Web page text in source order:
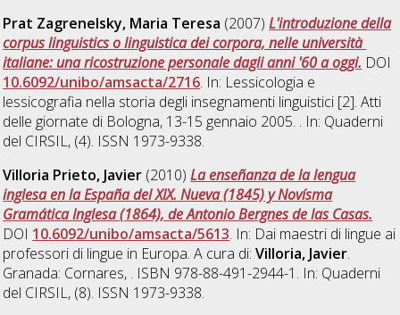
Prat Zagrenelsky, Maria Teresa (2007)L'introduzione della
corpus linguistics o linguistica dei corpora, nelle università
italiane: una ricostruzione personale dagli anni '60 a oggi. DOI
10.6092/unibo/amsacta/2716. In: Lessicologia e
lessicografia nella storia degli insegnamenti linguistici [2]. Atti
delle giornate di Bologna, 13-15 gennaio 2005. . In: Quaderni
del CIRSIL, (4). ISSN 1973-9338.
Villoria Prieto, Javier (2010)La enseñanza de la lengua
inglesa en la España del XIX. Nueva (1845) y Novísma
Gramática Inglesa (1864), de Antonio Bergnes de las Casas.
DOI 10.6092/unibo/amsacta/5613. In: Dai maestri di lingue ai
professori di lingue in Europa. A cura di:Villoria, Javier.
Granada: Cornares, . ISBN 978-88-491-2944-1. In: Quaderni
del CIRSIL, (8). ISSN 1973-9338.